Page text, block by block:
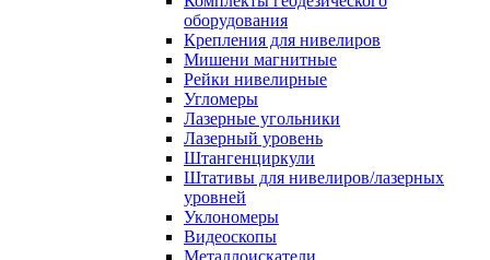
оборудования
Крепления для нивелиров
Мишени магнитные
Рейки нивелирные
Угломеры
Лазерные угольники
Лазерный уровень
Штангенциркули
Штативы для нивелиров/лазерных
уровней
Уклономеры
Видеоскопы
Металлоискатели